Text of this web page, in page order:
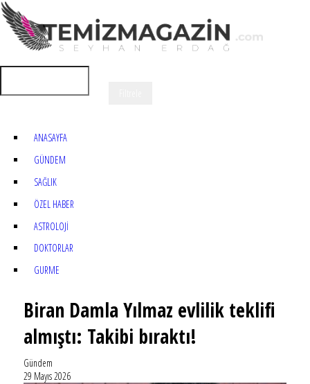
ANASAYFA
GÜNDEM
SAĞLIK
ÖZEL HABER
ASTROLOJİ
DOKTORLAR
GURME
Biran Damla Yılmaz evlilik teklifi
almıştı: Takibi bıraktı!
Gündem
29 Mayıs 2026